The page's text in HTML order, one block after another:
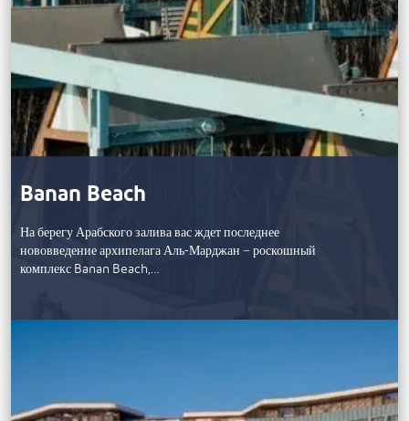
Banan Beach
На берегу Арабского залива вас ждет последнее
нововведение архипелага Аль-Марджан − роскошный
комплекс Banan Beach,…